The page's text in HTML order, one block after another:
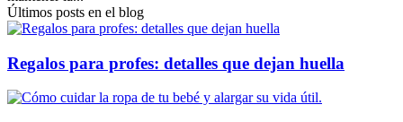
Últimos posts en el blog
Regalos para profes: detalles que dejan huella